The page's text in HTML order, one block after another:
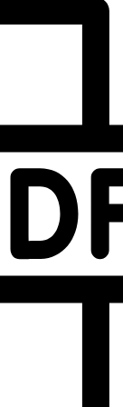
Clear
auftragen
das technische
dient zur
Unterstützung. Sie
in eigener
und Balkone im
Holzes und